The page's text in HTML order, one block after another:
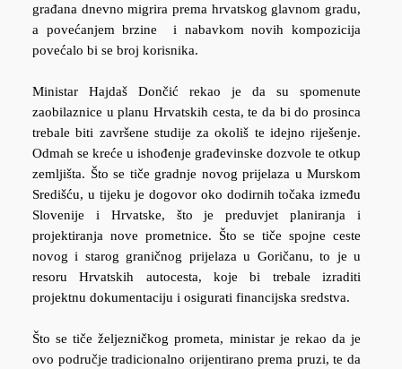
građana dnevno migrira prema hrvatskog glavnom gradu,
a povećanjem brzine i nabavkom novih kompozicija
povećalo bi se broj korisnika.
Ministar Hajdaš Dončić rekao je da su spomenute
zaobilaznice u planu Hrvatskih cesta, te da bi do prosinca
trebale biti završene studije za okoliš te idejno riješenje.
Odmah se kreće u ishođenje građevinske dozvole te otkup
zemljišta. Što se tiče gradnje novog prijelaza u Murskom
Središću, u tijeku je dogovor oko dodirnih točaka između
Slovenije i Hrvatske, što je preduvjet planiranja i
projektiranja nove prometnice. Što se tiče spojne ceste
novog i starog graničnog prijelaza u Goričanu, to je u
resoru Hrvatskih autocesta, koje bi trebale izraditi
projektnu dokumentaciju i osigurati financijska sredstva.
Što se tiče željezničkog prometa, ministar je rekao da je
ovo područje tradicionalno orijentirano prema pruzi, te da